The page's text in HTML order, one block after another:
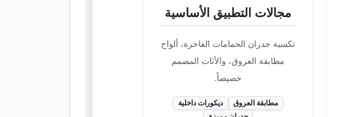
مجالات التطبيق الأساسية
تكسية جدران الحمامات الفاخرة، ألواح
مطابقة العروق، والأثاث المصمم
خصيصاً.
مطابقة العروق
ديكورات داخلية